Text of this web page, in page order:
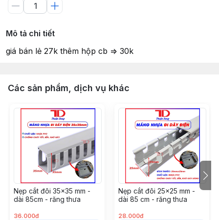
Mô tả chi tiết
giá bán lẻ 27k thêm hộp cb => 30k
Các sản phẩm, dịch vụ khác
Nẹp cắt đôi 35x35 mm -
dài 85cm - răng thưa
36.000đ
Nẹp cắt đôi 25x25 mm -
dài 85 cm - răng thưa
28.000đ